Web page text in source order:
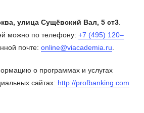
улица Сущёвский Вал, 5 ст3
можно по телефону: +7 (495) 120‒
почте: online@viacademia.ru
о программах и услугах
сайтах: http://profbanking.com